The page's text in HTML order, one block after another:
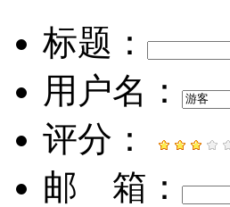
标题：
用户名：
评分：
邮 箱：